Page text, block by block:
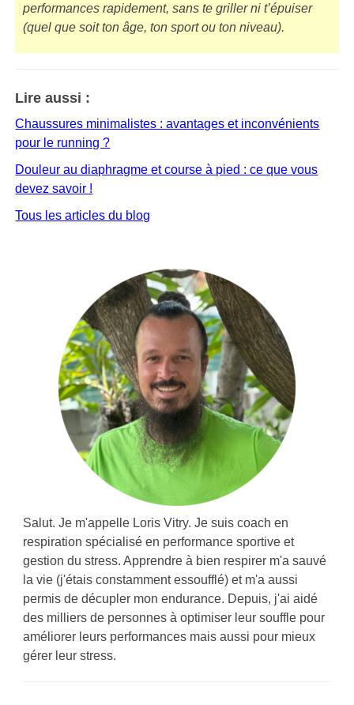
performances rapidement, sans te griller ni t’épuiser
(quel que soit ton âge, ton sport ou ton niveau).
Lire aussi :
Chaussures minimalistes : avantages et inconvénients
pour le running ?
Douleur au diaphragme et course à pied : ce que vous
devez savoir !
Tous les articles du blog
Salut. Je m'appelle Loris Vitry. Je suis coach en
respiration spécialisé en performance sportive et
gestion du stress. Apprendre à bien respirer m'a sauvé
la vie (j'étais constamment essoufflé) et m'a aussi
permis de décupler mon endurance. Depuis, j'ai aidé
des milliers de personnes à optimiser leur souffle pour
améliorer leurs performances mais aussi pour mieux
gérer leur stress.